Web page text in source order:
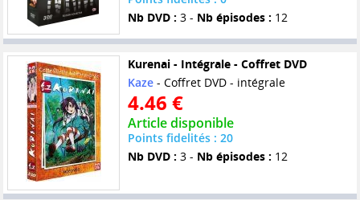
Nb DVD : 3 - Nb épisodes : 12
Kurenai - Intégrale - Coffret DVD
Kaze- Coffret DVD - intégrale
4.46 €
Article disponible
Points fidelités : 20
Nb DVD : 3 - Nb épisodes : 12